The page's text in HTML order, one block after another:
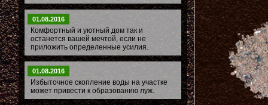
01.08.2016
Комфортный и уютный дом так и
останется вашей мечтой, если не
приложить определенные усилия.
01.08.2016
Избыточное скопление воды на участке
может привести к образованию луж.